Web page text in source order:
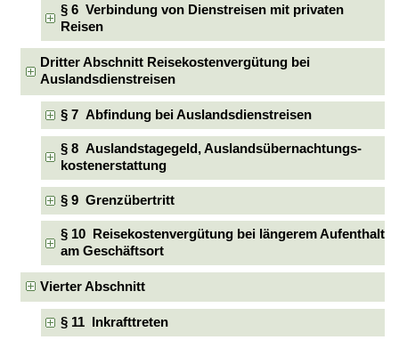
§ 6 Verbindung von Dienstreisen mit privaten
Reisen
Dritter Abschnitt Reisekostenvergütung bei
Auslandsdienstreisen
§ 7 Abfindung bei Auslandsdienstreisen
§ 8 Auslandstagegeld, Auslandsübernachtungs-
kostenerstattung
§ 9 Grenzübertritt
§ 10 Reisekostenvergütung bei längerem Aufenthalt
am Geschäftsort
Vierter Abschnitt
§ 11 Inkrafttreten